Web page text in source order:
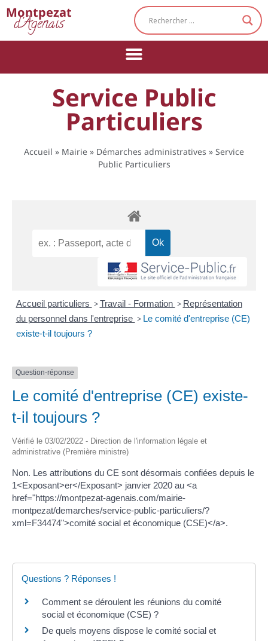
Montpezat
d'Agenais
Service Public
Particuliers
Accueil » Mairie » Démarches administratives » Service
Public Particuliers
Accueil particuliers > Travail - Formation > Représentation
du personnel dans l'entreprise > Le comité d'entreprise (CE)
existe-t-il toujours ?
Question-réponse
Le comité d'entreprise (CE) existe-
t-il toujours ?
Vérifié le 03/02/2022 - Direction de l'information légale et
administrative (Première ministre)
Non. Les attributions du CE sont désormais confiées depuis le
1<Exposant>er</Exposant> janvier 2020 au <a
href="https://montpezat-agenais.com/mairie-
montpezat/demarches/service-public-particuliers/?
xml=F34474">comité social et économique (CSE)</a>.
Questions ? Réponses !
Comment se déroulent les réunions du comité
social et économique (CSE) ?
De quels moyens dispose le comité social et
Cookies management panel